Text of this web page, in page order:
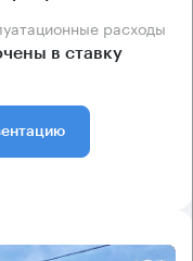
расходы
в ставку